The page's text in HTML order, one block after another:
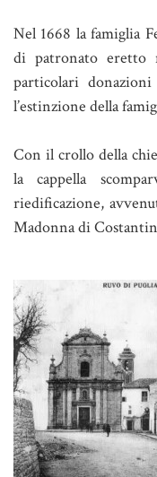
Nel 1668 la famiglia
di patronato eretto
particolari
l’estinzione della
Con il crollo della
la cappella
riedificazione,
Madonna di